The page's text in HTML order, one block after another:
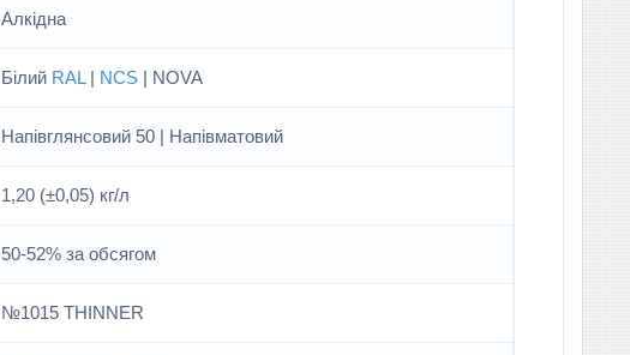
Алкідна
Білий RAL | NCS | NOVA
Напівглянсовий 50 | Напівматовий
1,20 (±0,05) кг/л
50-52% за обсягом
№1015 THINNER